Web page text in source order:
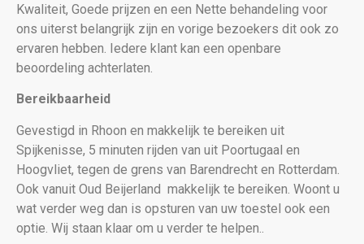
Kwaliteit, Goede prijzen en een Nette behandeling voor
ons uiterst belangrijk zijn en vorige bezoekers dit ook zo
ervaren hebben. Iedere klant kan een openbare
beoordeling achterlaten.
Bereikbaarheid
Gevestigd in Rhoon en makkelijk te bereiken uit
Spijkenisse, 5 minuten rijden van uit Poortugaal en
Hoogvliet, tegen de grens van Barendrecht en Rotterdam.
Ook vanuit Oud Beijerland makkelijk te bereiken. Woont u
wat verder weg dan is opsturen van uw toestel ook een
optie. Wij staan klaar om u verder te helpen..